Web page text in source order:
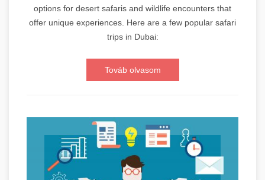
options for desert safaris and wildlife encounters that
offer unique experiences. Here are a few popular safari
trips in Dubai:
Továb olvasom